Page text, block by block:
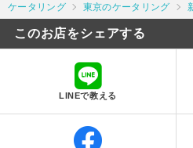
ケータリング 東京のケータリング
このお店をシェアする
LINEで教える